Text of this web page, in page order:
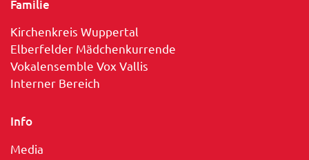
Familie
Kirchenkreis Wuppertal
Elberfelder Mädchenkurrende
Vokalensemble Vox Vallis
Interner Bereich
Info
Media